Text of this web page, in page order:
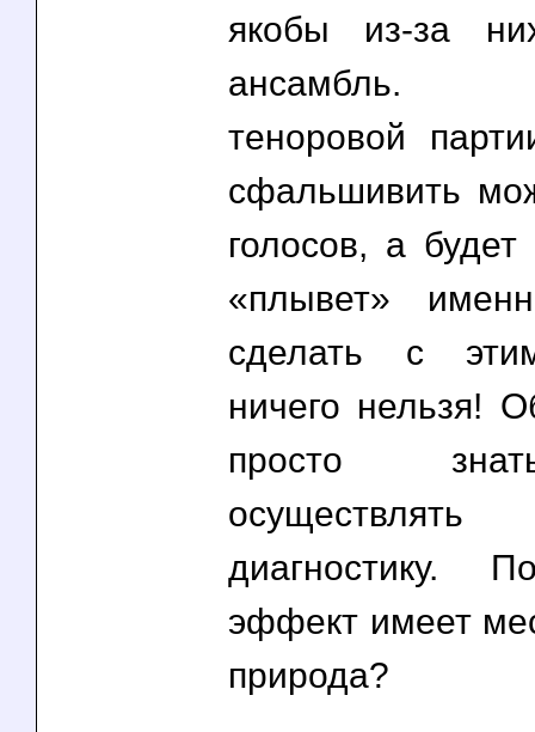
якобы из-за
ансамбль.
теноровой
сфальшивить
голосов, а будет
«плывет»
сделать с
ничего нельзя!
просто
осуществлять
диагностику.
эффект имеет
природа?